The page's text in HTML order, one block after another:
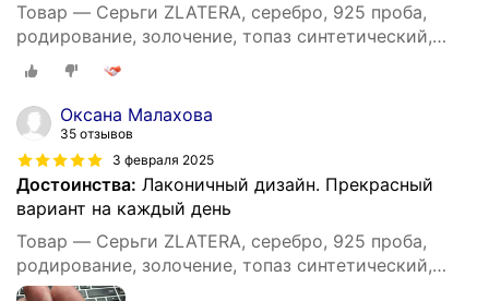
Товар — Серьги ZLATERA, серебро, 925 проба,
родирование, золочение, топаз синтетический,
длина 3 см, , бесцветный
Оксана Малахова
35 отзывов
3 февраля 2025
Достоинства: Лаконичный дизайн. Прекрасный
вариант на каждый день
Товар — Серьги ZLATERA, серебро, 925 проба,
родирование, золочение, топаз синтетический,
длина 3 см, , бесцветный